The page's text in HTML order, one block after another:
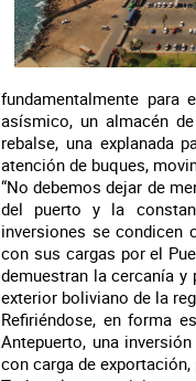
fundamentalmente
asísmico, un almacén
rebalse, una explanada
atención de buques,
“No debemos dejar de
del puerto y la
inversiones se condicen
con sus cargas por el
demuestran la cercanía
exterior boliviano de la
Refiriéndose, en forma
Antepuerto, una
con carga de